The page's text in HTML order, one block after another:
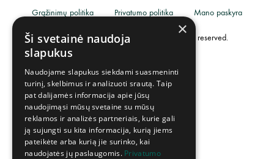
©2023 UAB „Creative Industries”. All rights reserved.
Grąžinimų politika Privatumo politika Mano paskyra
×
Ši svetainė naudoja
slapukus
Naudojame slapukus siekdami suasmeninti
turinį, skelbimus ir analizuoti srautą. Taip
pat dalijamės informacija apie jūsų
naudojimąsi mūsų svetaine su mūsų
reklamos ir analizės partneriais, kurie gali
ją sujungti su kita informacija, kurią jiems
pateikėte arba kurią jie surinko, kai
naudojatės jų paslaugomis. Privatumo